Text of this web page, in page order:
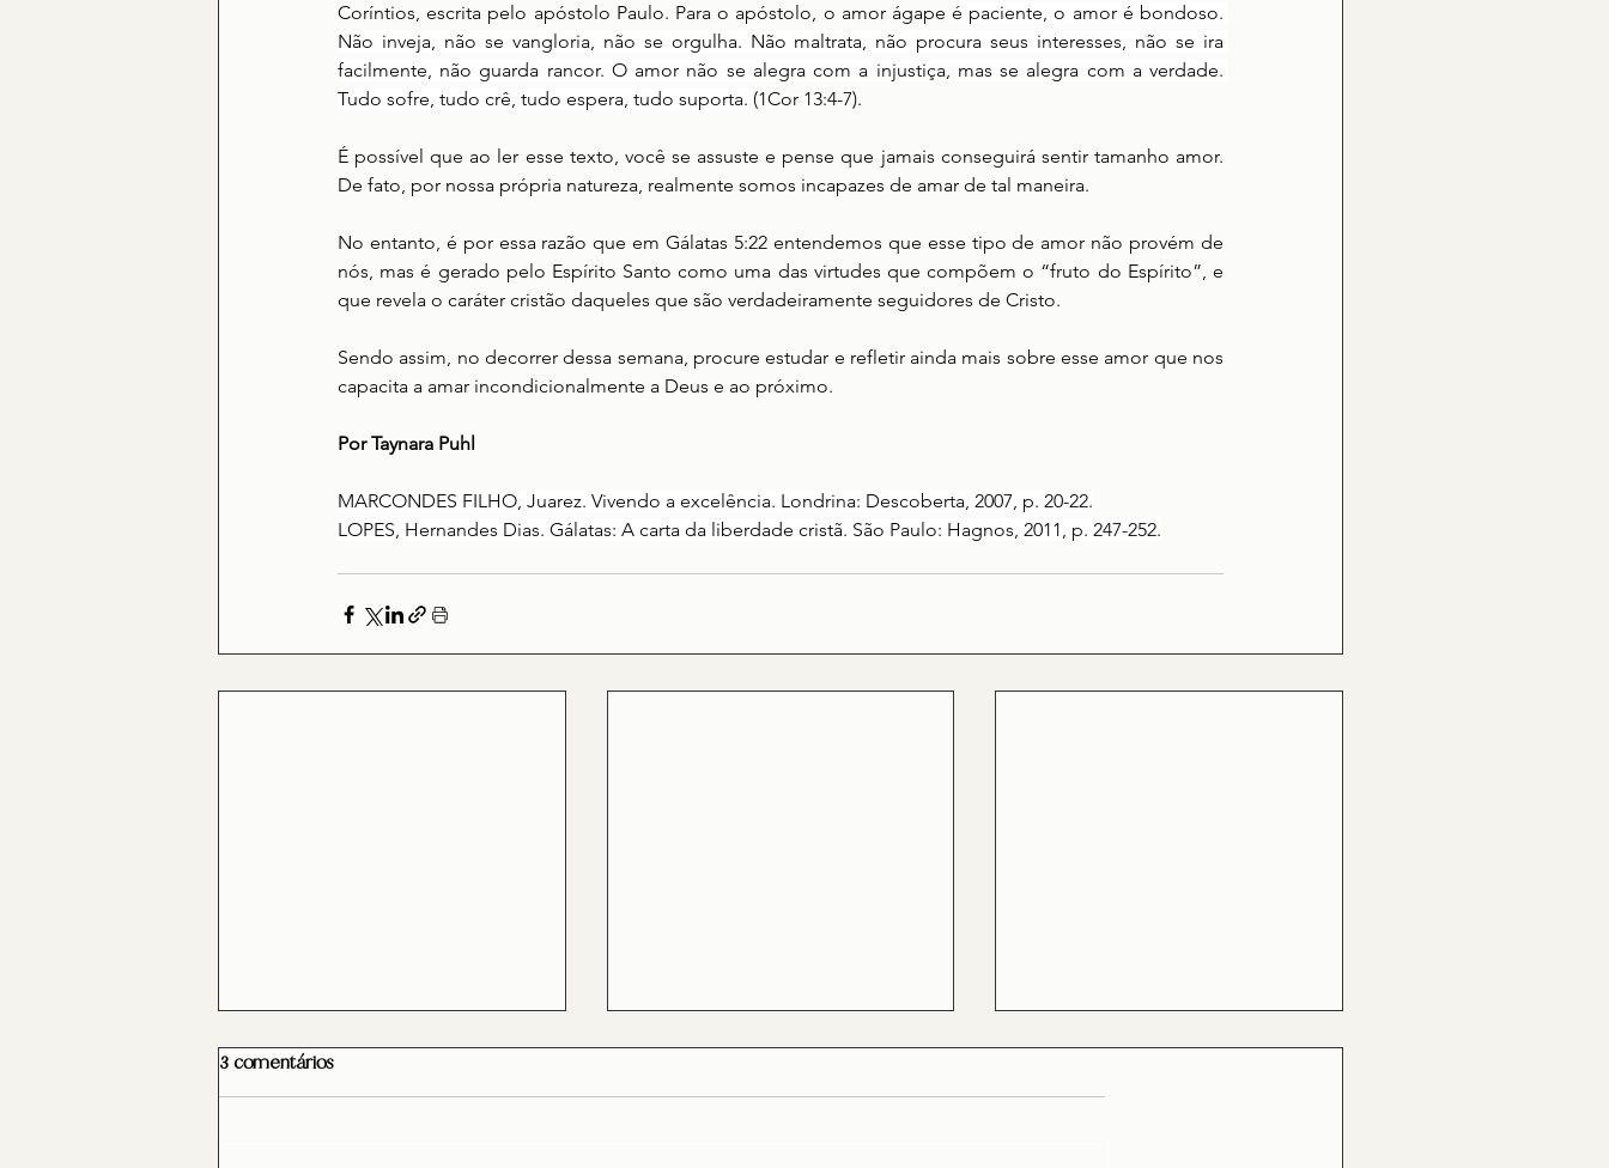
Coríntios, escrita pelo apóstolo Paulo. Para o apóstolo, o amor ágape é paciente, o amor é bondoso.
Não inveja, não se vangloria, não se orgulha. Não maltrata, não procura seus interesses, não se ira
facilmente, não guarda rancor. O amor não se alegra com a injustiça, mas se alegra com a verdade.
Tudo sofre, tudo crê, tudo espera, tudo suporta. (1Cor 13:4-7).
É possível que ao ler esse texto, você se assuste e pense que jamais conseguirá sentir tamanho amor.
De fato, por nossa própria natureza, realmente somos incapazes de amar de tal maneira.
No entanto, é por essa razão que em Gálatas 5:22 entendemos que esse tipo de amor não provém de
nós, mas é gerado pelo Espírito Santo como uma das virtudes que compõem o “fruto do Espírito”, e
que revela o caráter cristão daqueles que são verdadeiramente seguidores de Cristo.
Sendo assim, no decorrer dessa semana, procure estudar e refletir ainda mais sobre esse amor que nos
capacita a amar incondicionalmente a Deus e ao próximo.
Por Taynara Puhl
MARCONDES FILHO, Juarez. Vivendo a excelência. Londrina: Descoberta, 2007, p. 20-22.
LOPES, Hernandes Dias. Gálatas: A carta da liberdade cristã. São Paulo: Hagnos, 2011, p. 247-252.
3 comentários